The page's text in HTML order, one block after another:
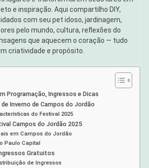
e inspiração. Aqui compartilho DIY,
com seu pet idoso, jardinagem,
pelo mundo, cultura, reflexões do
que aquecem o coração — tudo
criatividade e propósito.
Programação, Ingressos e Dicas
de Inverno de Campos do Jordão
do Festival 2025
Campos do Jordão 2025
em Campos do Jordão
Paulo Capital
Gratuitos
de Ingressos